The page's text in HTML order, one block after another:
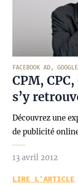
FACEBOOK AD,
CPM,
s’y
Découvrez une
de publicité
13 avril 2012
LIRE L’ARTICLE